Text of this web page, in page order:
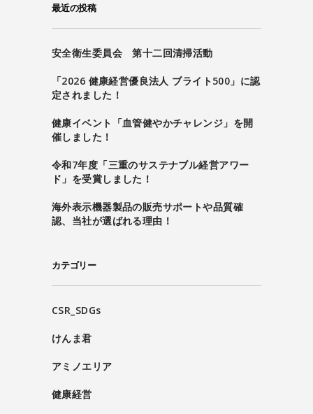
最近の投稿
安全衛生委員会 第十二回清掃活動
「2026 健康経営優良法人 ブライト500」に認
定されました！
健康イベント「血管健やかチャレンジ」を開
催しました！
令和7年度「三重のサステナブル経営アワー
ド」を受賞しました！
海外表示機器製品の販売サポートや品質確
認、当社が選ばれる理由！
カテゴリー
CSR_SDGs
けんま君
アミノエリア
健康経営